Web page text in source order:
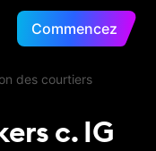
Commencez
des courtiers
c. IG